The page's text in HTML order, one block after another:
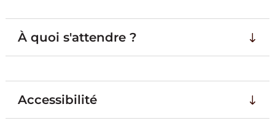
À quoi s'attendre ?
Accessibilité